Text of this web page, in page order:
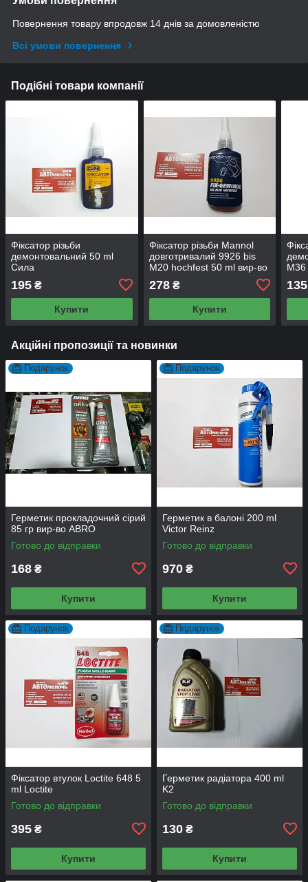
Повернення товару впродовж 14 днів за домовленістю
Всі умови повернення
Подібні товари компанії
Фіксатор різьби
демонтовальний 50 ml
Сила
195 ₴
Купити
Фіксатор різьби Mannol
довготривалий 9926 bis
M20 hochfest 50 ml вир-во
278₴
Купити
135
Акційні пропозиції та новинки
Подарунок
Герметик прокладочний сірий
85 гр вир-во ABRO
Готово до відправки
168 ₴
Купити
Подарунок
Герметик в балоні 200 ml
Victor Reinz
Готово до відправки
970 ₴
Купити
Подарунок
Фіксатор втулок Loctite 648 5
ml Loctite
Готово до відправки
395 ₴
Купити
Подарунок
Герметик радіатора 400 ml
K2
Готово до відправки
130 ₴
Купити